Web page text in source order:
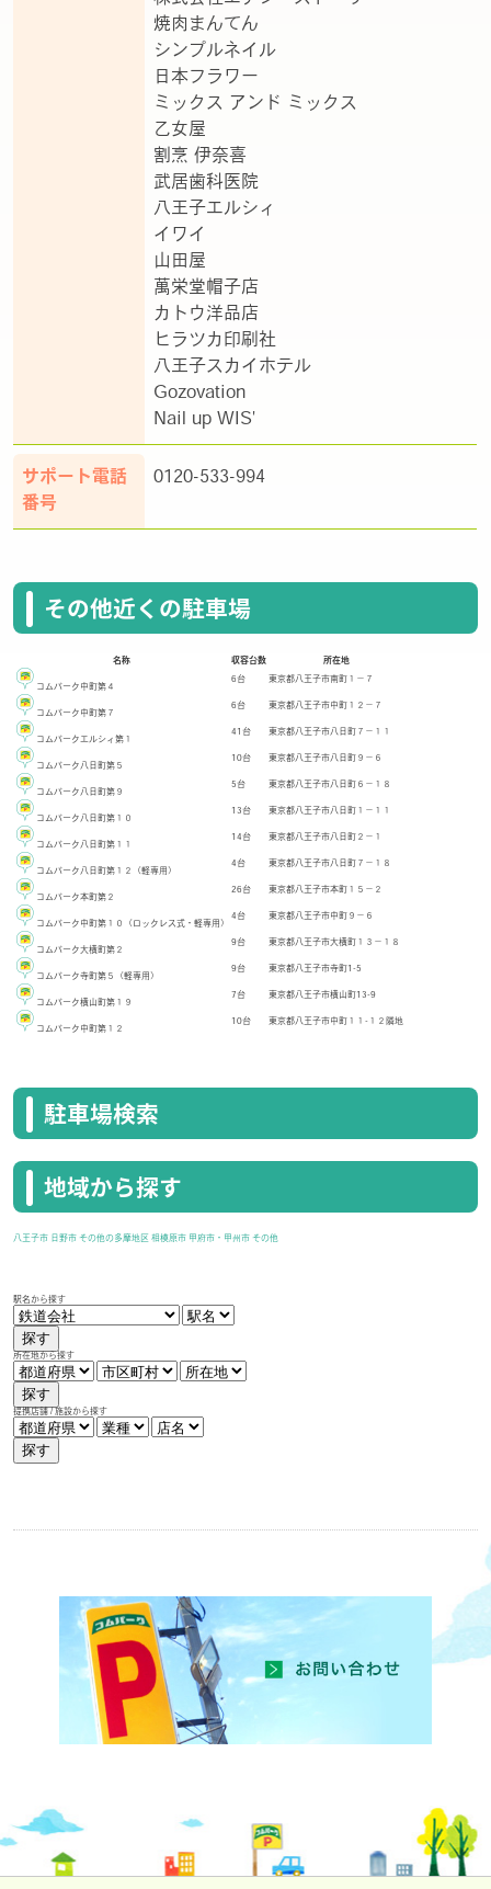
焼肉まんてん
シンプルネイル
日本フラワー
ミックス アンド ミックス
乙女屋
割烹 伊奈喜
武居歯科医院
八王子エルシィ
イワイ
山田屋
萬栄堂帽子店
カトウ洋品店
ヒラツカ印刷社
八王子スカイホテル
Gozovation
Nail up WIS'
サポート電話
番号
0120-533-994
その他近くの駐車場
名称 収容台数 所在地
コムパーク中町第４
6台 東京都八王子市南町１－７
コムパーク中町第７
6台 東京都八王子市中町１２－７
コムパークエルシィ第１
41台 東京都八王子市八日町７－１１
コムパーク八日町第５
10台 東京都八王子市八日町９－６
コムパーク八日町第９
5台 東京都八王子市八日町６－１８
コムパーク八日町第１０
13台 東京都八王子市八日町１－１１
コムパーク八日町第１１
14台 東京都八王子市八日町２－１
コムパーク八日町第１２（軽専用）
4台 東京都八王子市八日町７－１８
コムパーク本町第２
26台 東京都八王子市本町１５－２
コムパーク中町第１０（ロックレス式・軽専用）
4台 東京都八王子市中町９－６
コムパーク大横町第２
9台 東京都八王子市大横町１３－１８
コムパーク寺町第５（軽専用）
9台 東京都八王子市寺町1-5
コムパーク横山町第１９
7台 東京都八王子市横山町13-9
コムパーク中町第１２
10台 東京都八王子市中町１１-１２隣地
駐車場検索
地域から探す
八王子市 日野市 その他の多摩地区 相模原市 甲府市・甲州市 その他
駅名から探す
探す
所在地から探す
探す
提携店舗 / 施設から探す
探す